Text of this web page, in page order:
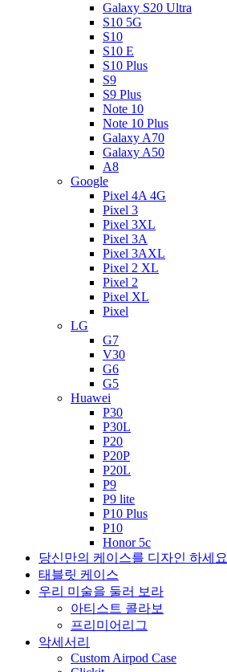
Galaxy S20 Ultra
S10 5G
S10
S10 E
S10 Plus
S9
S9 Plus
Note 10
Note 10 Plus
Galaxy A70
Galaxy A50
A8
Google
Pixel 4A 4G
Pixel 3
Pixel 3XL
Pixel 3A
Pixel 3AXL
Pixel 2 XL
Pixel 2
Pixel XL
Pixel
LG
G7
V30
G6
G5
Huawei
P30
P30L
P20
P20P
P20L
P9
P9 lite
P10 Plus
P10
Honor 5c
당신만의 케이스를 디자인 하세요
태블릿 케이스
우리 미술을 둘러 보라
아티스트 콜라보
프리미어리그
악세서리
Custom Airpod Case